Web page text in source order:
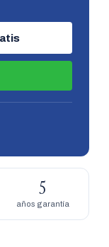
5
años garantía